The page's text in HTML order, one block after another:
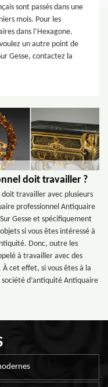
sont passés dans une
mois. Pour les
dans l’Hexagone.
voulez un autre point de
Gesse, contactez la
doit travailler ?
travailler avec plusieurs
professionnel Antiquaire
Gesse et spécifiquement
si vous êtes intéressé à
Donc, outre les
à travailler avec des
cet effet, si vous êtes à la
d’antiquité Antiquaire